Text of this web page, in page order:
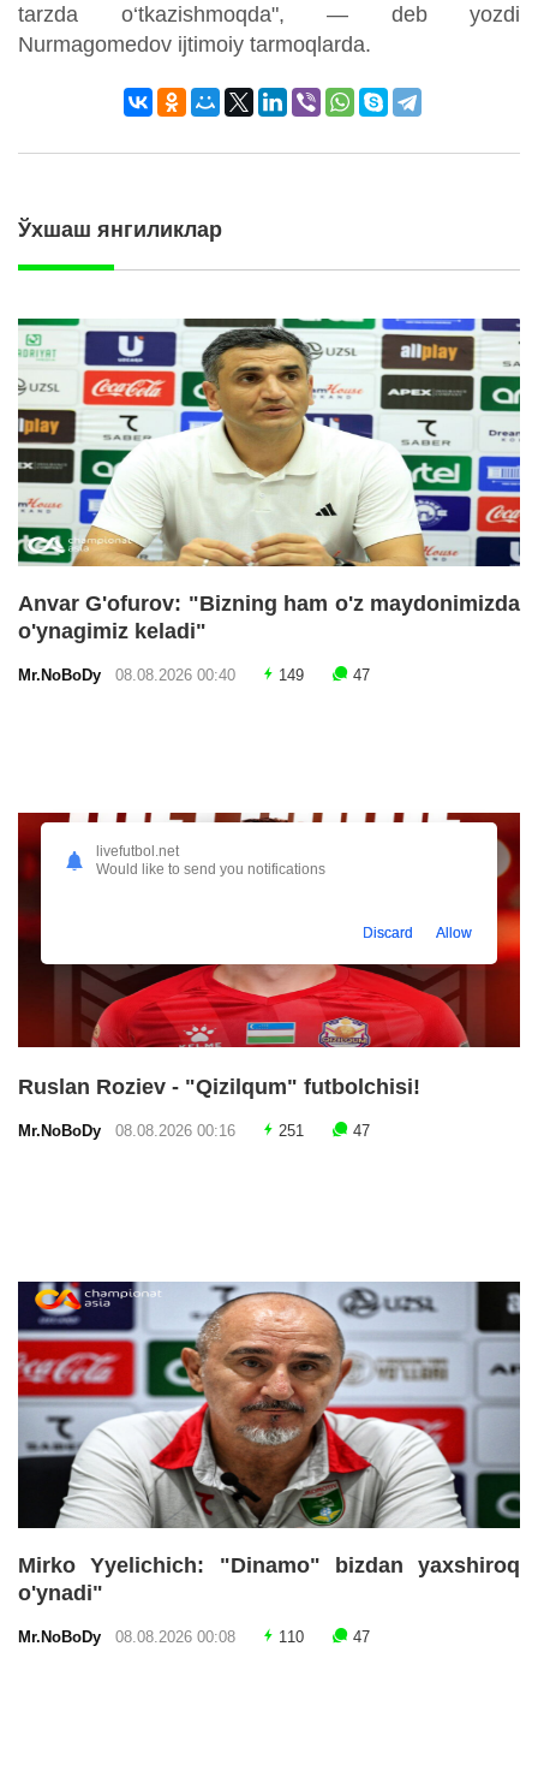
tarzda o‘tkazishmoqda", — deb yozdi
Nurmagomedov ijtimoiy tarmoqlarda.
Ўхшаш янгиликлар
Anvar G'ofurov: "Bizning ham o'z maydonimizda
o'ynagimiz keladi"
Mr.NoBoDy 08.08.2026 00:40 149 47
Ruslan Roziev - "Qizilqum" futbolchisi!
Mr.NoBoDy 08.08.2026 00:16 251 47
Mirko Yyelichich: "Dinamo" bizdan yaxshiroq
o'ynadi"
Mr.NoBoDy 08.08.2026 00:08 110 47
livefutbol.net
Would like to send you notifications
Discard Allow